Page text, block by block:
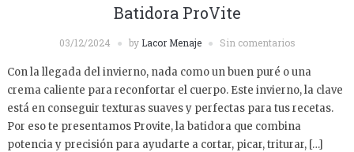
Batidora ProVite
03/12/2024 by Lacor Menaje Sin comentarios
Con la llegada del invierno, nada como un buen puré o una
crema caliente para reconfortar el cuerpo. Este invierno, la clave
está en conseguir texturas suaves y perfectas para tus recetas.
Por eso te presentamos Provite, la batidora que combina
potencia y precisión para ayudarte a cortar, picar, triturar, […]